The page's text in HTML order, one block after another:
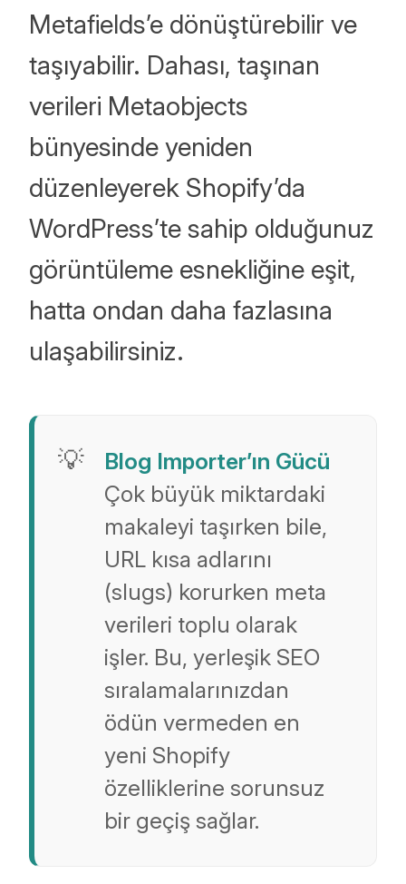
Metafields’e dönüştürebilir ve
taşıyabilir. Dahası, taşınan
verileri Metaobjects
bünyesinde yeniden
düzenleyerek Shopify’da
WordPress’te sahip olduğunuz
görüntüleme esnekliğine eşit,
hatta ondan daha fazlasına
ulaşabilirsiniz.
Blog Importer’ın Gücü
Çok büyük miktardaki
makaleyi taşırken bile,
URL kısa adlarını
(slugs) korurken meta
verileri toplu olarak
işler. Bu, yerleşik SEO
sıralamalarınızdan
ödün vermeden en
yeni Shopify
özelliklerine sorunsuz
bir geçiş sağlar.